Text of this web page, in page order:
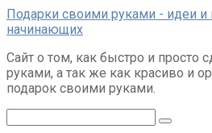
Перейти
к
Подарки своими руками - идеи и
начинающих
Сайт о том, как быстро и просто
руками, а так же как красиво и
подарок своими руками.